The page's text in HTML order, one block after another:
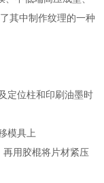
其中制作纹理的一种
位柱和印刷油墨时
模具上
用胶棍将片材紧压